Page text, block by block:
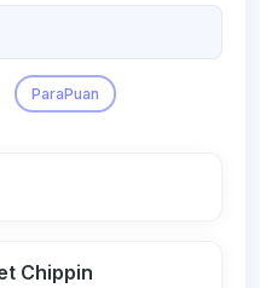
ParaPuan
Chippin